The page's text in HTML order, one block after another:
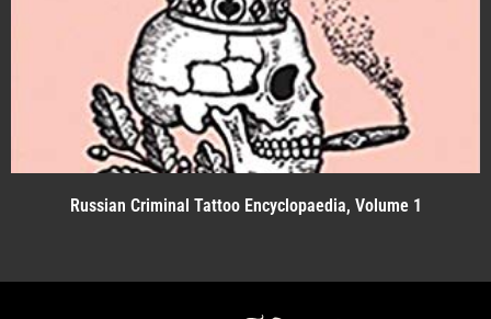
Russian Criminal Tattoo Encyclopaedia, Volume 1